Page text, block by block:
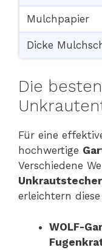
Mulchpapier
Dicke
Die
Für eine
hochwertige
Verschiedene
Unkrautstecher
erleichtern
WOLF-